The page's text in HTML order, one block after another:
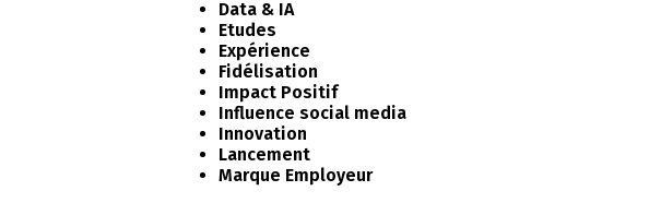
Data & IA
Etudes
Expérience
Fidélisation
Impact Positif
Influence social media
Innovation
Lancement
Marque Employeur